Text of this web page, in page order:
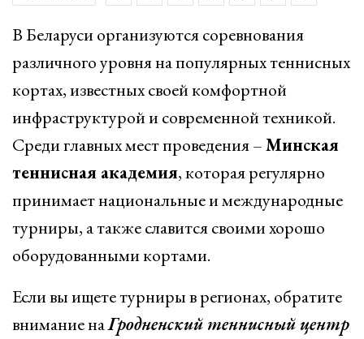
В Беларуси организуются соревнования
различного уровня на популярных теннисных
кортах, известных своей комфортной
инфраструктурой и современной техникой.
Среди главных мест проведения –Минская
теннисная академия, которая регулярно
принимает национальные и международные
турниры, а также славится своими хорошо
оборудованными кортами.
Если вы ищете турниры в регионах, обратите
внимание наГродненский теннисный центр